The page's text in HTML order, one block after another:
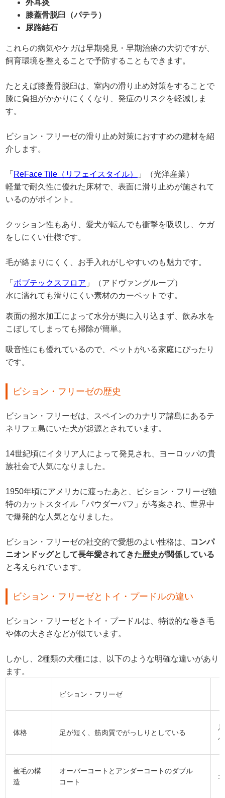
外耳炎
膝蓋骨脱臼（パテラ）
尿路結石
これらの病気やケガは早期発見・早期治療の大切ですが、
飼育環境を整えることで予防することもできます。
たとえば膝蓋骨脱臼は、室内の滑り止め対策をすることで
膝に負担がかかりにくくなり、発症のリスクを軽減しま
す。
ビション・フリーゼの滑り止め対策におすすめの建材を紹
介します。
「 ReFace Tile（リフェイスタイル）
」（光洋産業）
軽量で耐久性に優れた床材で、表面に滑り止めが施されて
いるのがポイント。
クッション性もあり、愛犬が転んでも衝撃を吸収し、ケガ
をしにくい仕様です。
毛が絡まりにくく、お手入れがしやすいのも魅力です。
「 ボブテックスフロア 」（アドヴァングループ）
水に濡れても滑りにくい素材のカーペットです。
表面の撥水加工によって水分が奥に入り込まず、飲み水を
こぼしてしまっても掃除が簡単。
吸音性にも優れているので、ペットがいる家庭にぴったり
です。
ビション・フリーゼの歴史
ビション・フリーゼは、スペインのカナリア諸島にあるテ
ネリフェ島にいた犬が起源とされています。
14世紀頃にイタリア人によって発見され、ヨーロッパの貴
族社会で人気になりました。
1950年頃にアメリカに渡ったあと、ビション・フリーゼ独
特のカットスタイル「パウダーパフ」が考案され、世界中
で爆発的な人気となりました。
ビション・フリーゼの社交的で愛想のよい性格は、
コンパ
ニオンドッグとして長年愛されてきた歴史が関係している
と考えられています。
ビション・フリーゼとトイ・プードルの違い
ビション・フリーゼとトイ・プードルは、特徴的な巻き毛
や体の大きさなどが似ています。
しかし、2種類の犬種には、以下のような明確な違いがあり
ます。
ビション・フリーゼ
体格 足が短く、筋肉質でがっしりとしている
被毛の構
造
オーバーコートとアンダーコートのダブル
コート